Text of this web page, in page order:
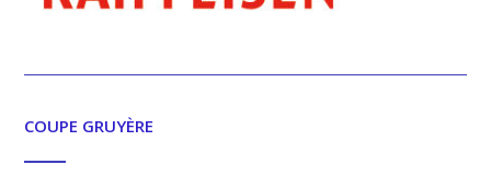
COUPE GRUYÈRE